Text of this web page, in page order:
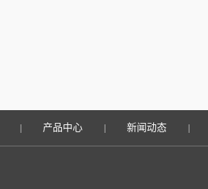
产品中心 新闻动态